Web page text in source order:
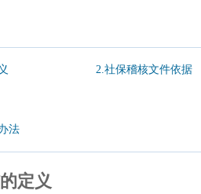
2.社保稽核文件依据
法
定义